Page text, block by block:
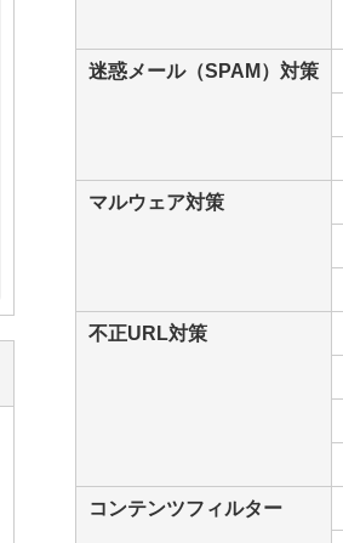
迷惑メール（SPAM）対策
マルウェア対策
不正URL対策
コンテンツフィルター